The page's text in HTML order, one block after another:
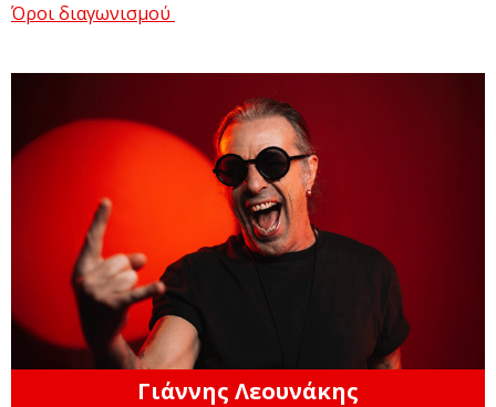
Όροι διαγωνισμού
Γιάννης Λεουνάκης